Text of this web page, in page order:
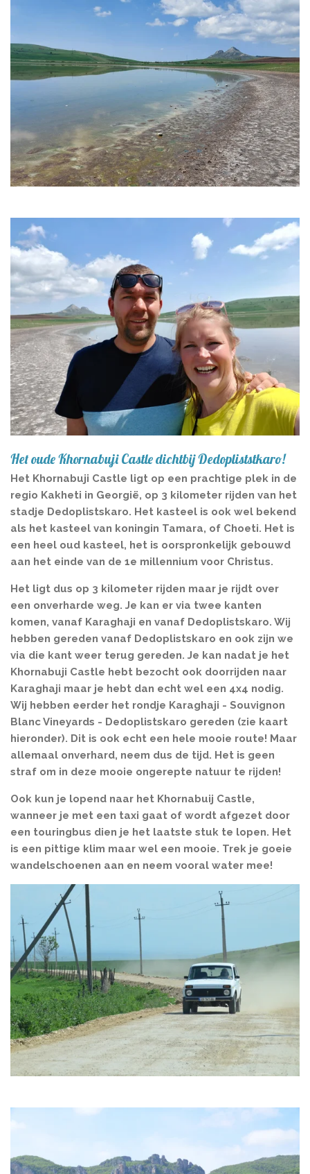
Het oude Khornabuji Castle dichtbij Dedopliststkaro!
Het Khornabuji Castle ligt op een prachtige plek in de
regio Kakheti in Georgië, op 3 kilometer rijden van het
stadje Dedoplistskaro. Het kasteel is ook wel bekend
als het kasteel van koningin Tamara, of Choeti. Het is
een heel oud kasteel, het is oorspronkelijk gebouwd
aan het einde van de 1e millennium voor Christus.
Het ligt dus op 3 kilometer rijden maar je rijdt over
een onverharde weg. Je kan er via twee kanten
komen, vanaf Karaghaji en vanaf Dedoplistskaro. Wij
hebben gereden vanaf Dedoplistskaro en ook zijn we
via die kant weer terug gereden. Je kan nadat je het
Khornabuji Castle hebt bezocht ook doorrijden naar
Karaghaji maar je hebt dan echt wel een 4x4 nodig.
Wij hebben eerder het rondje Karaghaji - Souvignon
Blanc Vineyards - Dedoplistskaro gereden (zie kaart
hieronder). Dit is ook echt een hele mooie route! Maar
allemaal onverhard, neem dus de tijd. Het is geen
straf om in deze mooie ongerepte natuur te rijden!
Ook kun je lopend naar het Khornabuij Castle,
wanneer je met een taxi gaat of wordt afgezet door
een touringbus dien je het laatste stuk te lopen. Het
is een pittige klim maar wel een mooie. Trek je goeie
wandelschoenen aan en neem vooral water mee!